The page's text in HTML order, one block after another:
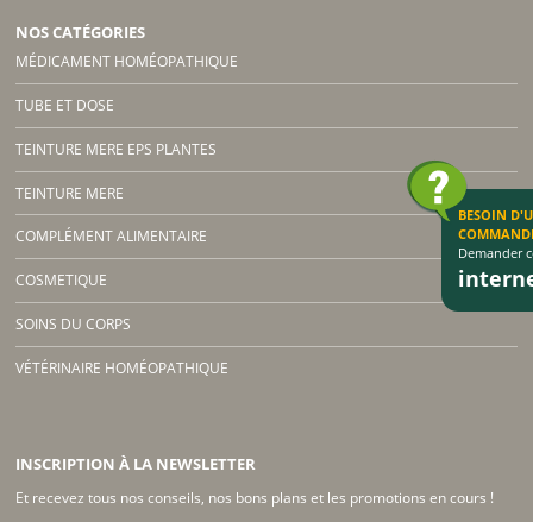
NOS CATÉGORIES
MÉDICAMENT HOMÉOPATHIQUE
TUBE ET DOSE
TEINTURE MERE EPS PLANTES
TEINTURE MERE
COMPLÉMENT ALIMENTAIRE
COSMETIQUE
SOINS DU CORPS
VÉTÉRINAIRE HOMÉOPATHIQUE
INSCRIPTION À LA NEWSLETTER
Et recevez tous nos conseils, nos bons plans et les promotions en cours !
BESOIN
Demander